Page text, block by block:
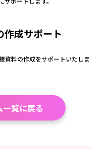
作成サポート
資料の作成をサポートいたしま
覧に戻る